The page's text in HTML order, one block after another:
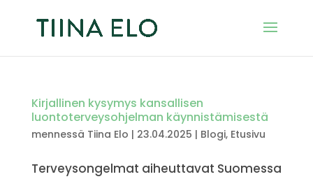
Kirjallinen kysymys kansallisen
luontoterveysohjelman käynnistämisestä
mennessä Tiina Elo | 23.04.2025 | Blogi, Etusivu
Terveysongelmat aiheuttavat Suomessa